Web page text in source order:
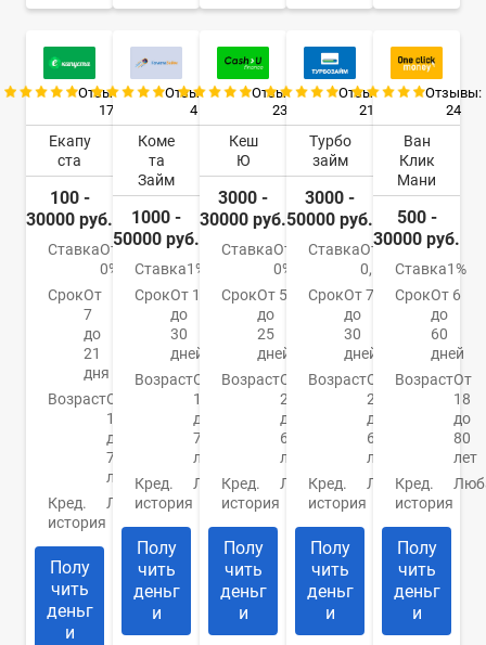
Отзывы:
17
Екапу
ста
100 -
30000 руб.
СтавкаОт
0%
СрокОт
7
до
21
дня
ВозрастОт
18
до
70
лет
Кред.
история
Любая
Полу
чить
деньг
и
Отзывы:
4
Коме
та
Займ
1000 -
50000 руб.
Ставка1%
СрокОт 1
до
30
дней
ВозрастОт
18
до
70
лет
Кред.
история
Любая
Полу
чить
деньг
и
Отзывы:
23
Кеш
Ю
3000 -
30000 руб.
СтавкаОт
0%
СрокОт 5
до
25
дней
ВозрастОт
21
до
65
лет
Кред.
история
Любая
Полу
чить
деньг
и
Отзывы:
21
Турбо
займ
3000 -
50000 руб.
СтавкаОт
0,5%
СрокОт 7
до
30
дней
ВозрастОт
21
до
65
лет
Кред.
история
Любая
Полу
чить
деньг
и
Отзывы:
24
Ван
Клик
Мани
500 -
30000 руб.
Ставка1%
СрокОт 6
до
60
дней
ВозрастОт
18
до
80
лет
Кред.
история
Полу
чить
деньг
и